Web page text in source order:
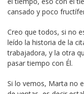
cansado y poco
Creo que todos, si no
leído la historia de la
trabajadora, y la otra
pasar tiempo con Él.
Si lo vemos, Marta no